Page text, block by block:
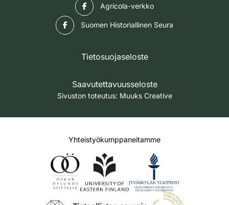
Agricola-verkko
Suomen Historiallinen Seura
Tietosuojaseloste
Saavutettavuusseloste
Sivuston toteutus: Muuks Creative
Yhteistyökumppaneitamme